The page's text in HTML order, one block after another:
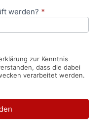
werden? *
zur Kenntnis
dass die dabei
verarbeitet werden.